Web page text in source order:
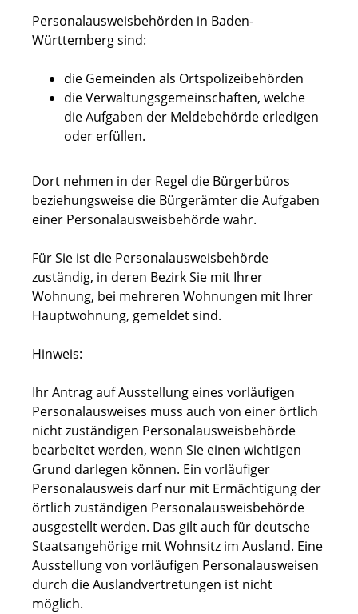
Personalausweisbehörden in Baden-
Württemberg sind:
die Gemeinden als Ortspolizeibehörden
die Verwaltungsgemeinschaften, welche
die Aufgaben der Meldebehörde erledigen
oder erfüllen.
Dort nehmen in der Regel die Bürgerbüros
beziehungsweise die Bürgerämter die Aufgaben
einer Personalausweisbehörde wahr.
Für Sie ist die Personalausweisbehörde
zuständig, in deren Bezirk Sie mit Ihrer
Wohnung, bei mehreren Wohnungen mit Ihrer
Hauptwohnung, gemeldet sind.
Hinweis:
Ihr Antrag auf Ausstellung eines vorläufigen
Personalausweises muss auch von einer örtlich
nicht zuständigen Personalausweisbehörde
bearbeitet werden, wenn Sie einen wichtigen
Grund darlegen können. Ein vorläufiger
Personalausweis darf nur mit Ermächtigung der
örtlich zuständigen Personalausweisbehörde
ausgestellt werden. Das gilt auch für deutsche
Staatsangehörige mit Wohnsitz im Ausland. Eine
Ausstellung von vorläufigen Personalausweisen
durch die Auslandvertretungen ist nicht
möglich.